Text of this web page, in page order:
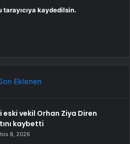
tarayıcıya kaydedilsin.
Eklenen
eski vekil Orhan Ziya Diren
kaybetti
8, 2026